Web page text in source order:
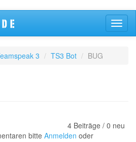
3 TS3 Bot BUG
4 Beiträge / 0 neu
bitte Anmelden oder